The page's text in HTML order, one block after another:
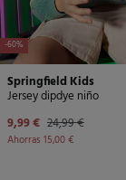
-60%
Springfield Kids
Jersey dipdye niño
9,99 € 24,99 €
Ahorras 15,00 €